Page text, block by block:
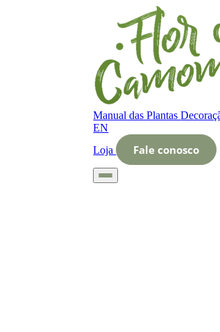
Manual das Plantas
EN
Loja
Fale conosco